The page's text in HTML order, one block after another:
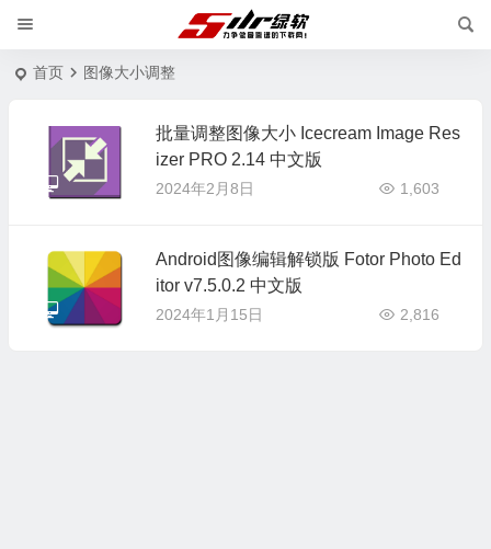
首页 图像大小调整
批量调整图像大小 Icecream Image Res
izer PRO 2.14 中文版
2024年2月8日 1,603
Android图像编辑解锁版 Fotor Photo Ed
itor v7.5.0.2 中文版
2024年1月15日 2,816